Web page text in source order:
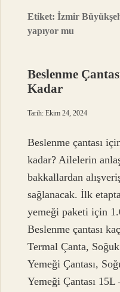
Etiket:İzmir
yapıyor mu
Beslenme
Kadar
Tarih: Ekim 24, 2024
Beslenme çantası
kadar? Ailelerin
bakkallardan
sağlanacak. İlk
yemeği paketi için
Beslenme çantası
Termal Çanta, Soğuk
Yemeği Çantası,
Yemeği Çantası